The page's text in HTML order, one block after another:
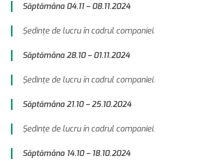
Săptămâna 04.11 – 08.11.2024
Şedinţe de lucru în cadrul companiei.
Săptămâna 28.10 – 01.11.2024
Şedinţe de lucru în cadrul companiei.
Săptămâna 21.10 – 25.10.2024
Şedinţe de lucru în cadrul companiei.
Săptămâna 14.10 – 18.10.2024